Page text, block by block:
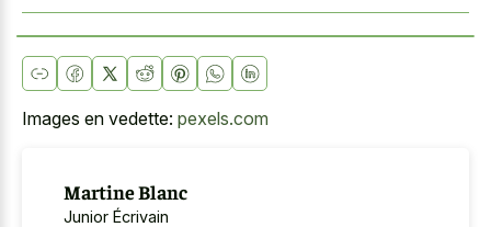
Images en vedette: pexels.com
Martine Blanc
Junior Écrivain